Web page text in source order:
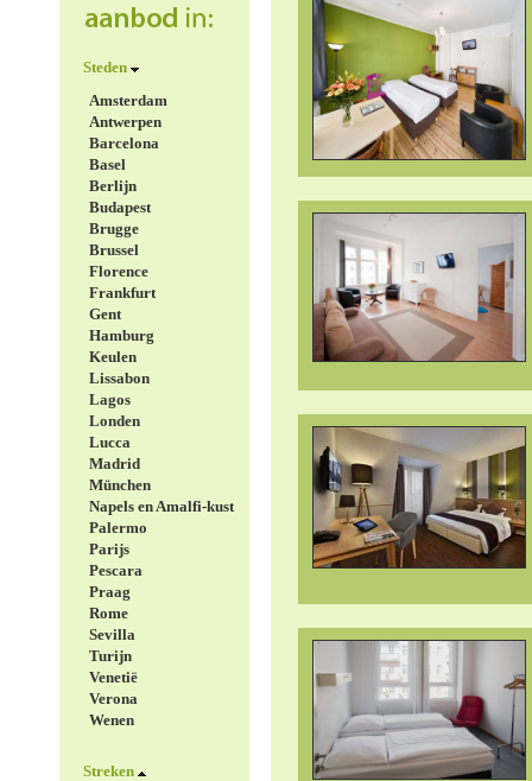
Steden
Amsterdam
Antwerpen
Barcelona
Basel
Berlijn
Budapest
Brugge
Brussel
Florence
Frankfurt
Gent
Hamburg
Keulen
Lissabon
Lagos
Londen
Lucca
Madrid
München
Napels en Amalfi-kust
Palermo
Parijs
Pescara
Praag
Rome
Sevilla
Turijn
Venetië
Verona
Wenen
Streken